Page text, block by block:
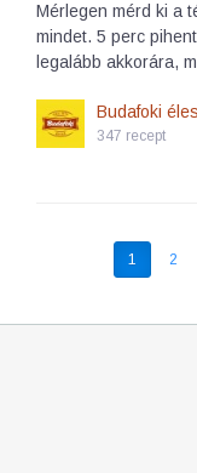
Mérlegen mérd ki a
mindet. 5 perc
legalább akkorára,
Budafoki
347 recept
1 2